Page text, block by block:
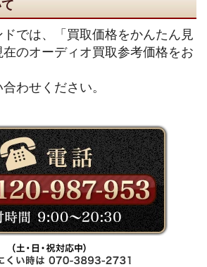
では、「買取価格をかんたん見
のオーディオ買取参考価格をお
わせください。